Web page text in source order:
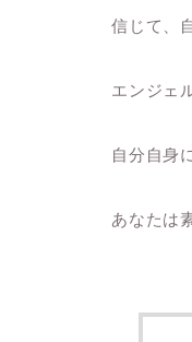
信じて、
エンジェ
自分自身
あなたは